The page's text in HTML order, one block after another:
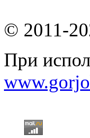
© 2011-
При